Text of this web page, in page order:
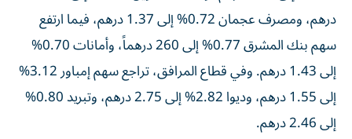
درهم، ومصرف عجمان 0.72% إلى 1.37 درهم، فيما ارتفع
سهم بنك المشرق 0.77% إلى 260 درهماً، وأمانات 0.70%
إلى 1.43 درهم. وفي قطاع المرافق، تراجع سهم إمباور 3.12%
إلى 1.55 درهم، وديوا 2.82% إلى 2.75 درهم، وتبريد 0.80%
إلى 2.46 درهم.